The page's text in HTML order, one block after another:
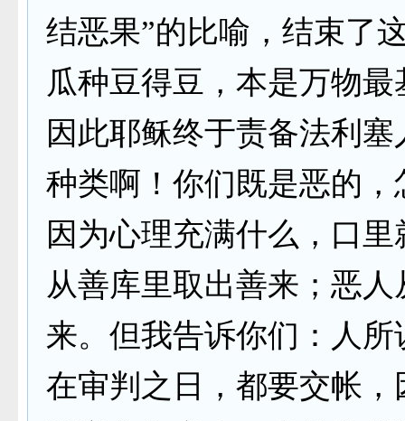
结恶果”的比喻，结束了
瓜种豆得豆，本是万物
因此耶稣终于责备法利
种类啊！你们既是恶的
因为心理充满什么，口
从善库里取出善来；恶
来。但我告诉你们：人
在审判之日，都要交帐